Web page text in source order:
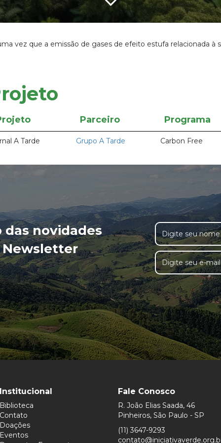
vez que a emissão de gases de efeito estufa relacionada à
Parceiro Programa
A Tarde Grupo A Tarde Carbon Free
novidades
Newsletter
Institucional
Biblioteca
Contato
Doações
Eventos
Fale Conosco
R. João Elias Saada, 46
Pinheiros, São Paulo - SP
(11) 3647-9293